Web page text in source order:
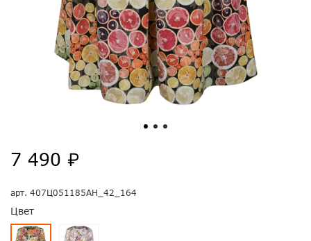
арт. 407Ц051185АН_42_164
Цвет
7 490 ₽